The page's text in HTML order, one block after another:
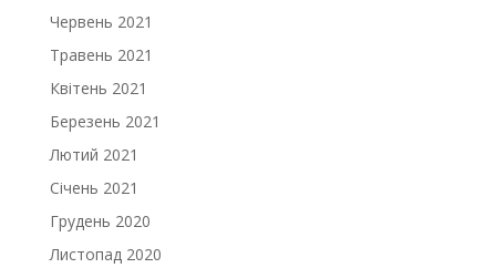
Червень 2021
Травень 2021
Квітень 2021
Березень 2021
Лютий 2021
Січень 2021
Грудень 2020
Листопад 2020